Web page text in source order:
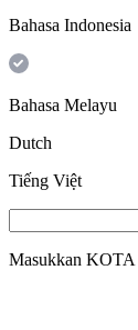
Bahasa Indonesia
Bahasa Melayu
Dutch
Tiếng Việt
Masukkan KOTA